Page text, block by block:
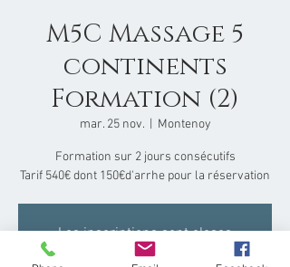
M5C Massage 5
continents
Formation (2)
mar. 25 nov.
  |
Montenoy
Formation sur 2 jours consécutifs
Tarif 540€ dont 150€d'arrhe pour la réservation
Les inscriptions sont closes
Voir d'autres événements